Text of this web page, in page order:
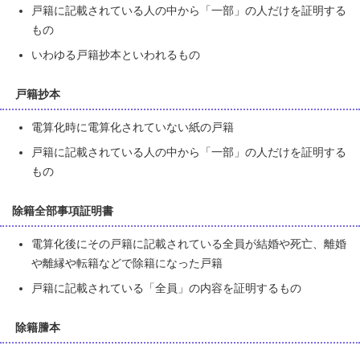
戸籍に記載されている人の中から「一部」の人だけを証明する
もの
いわゆる戸籍抄本といわれるもの
戸籍抄本
電算化時に電算化されていない紙の戸籍
戸籍に記載されている人の中から「一部」の人だけを証明する
もの
除籍全部事項証明書
電算化後にその戸籍に記載されている全員が結婚や死亡、離婚
や離縁や転籍などで除籍になった戸籍
戸籍に記載されている「全員」の内容を証明するもの
除籍謄本